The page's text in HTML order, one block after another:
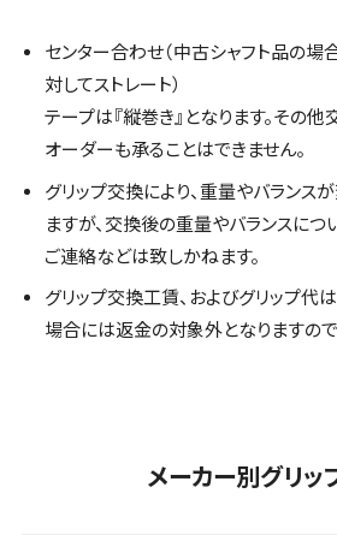
センター合わせ（中古シャフト品の場
対してストレート）
テープは『縦巻き』となります。その
オーダーも承ることはできません。
グリップ交換により、重量やバランス
ますが、交換後の重量やバランスにつ
ご連絡などは致しかねます。
グリップ交換工賃、およびグリップ代
場合には返金の対象外となりますので
メーカー別グリッ